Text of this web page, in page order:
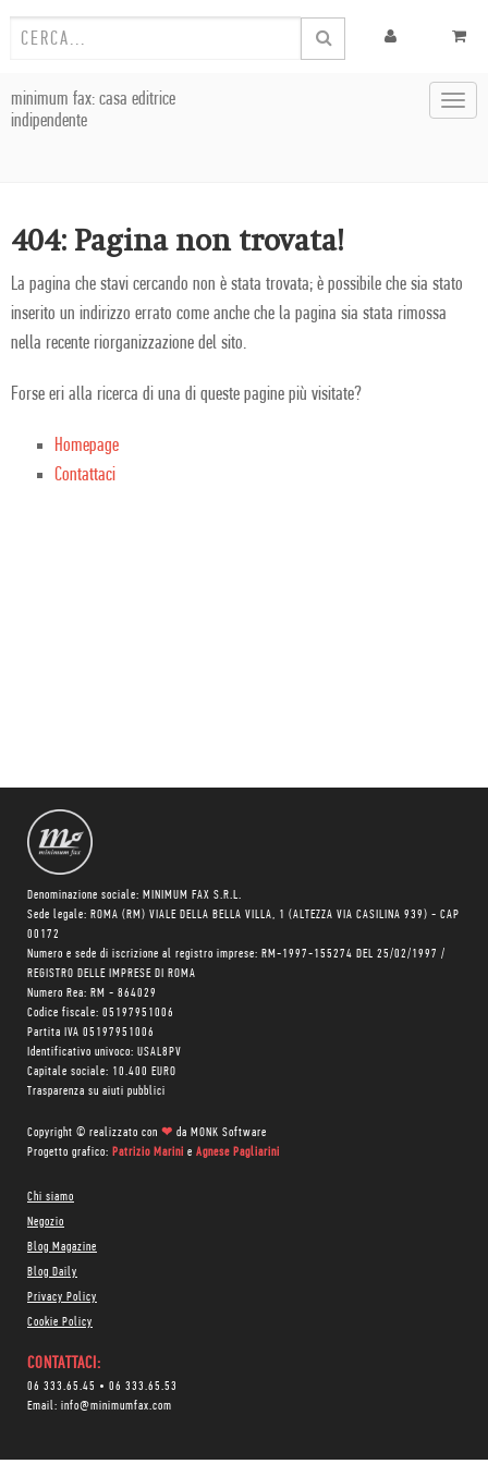
minimum fax: casa editrice
indipendente
404: Pagina non trovata!
La pagina che stavi cercando non è stata trovata; è possibile che sia stato
inserito un indirizzo errato come anche che la pagina sia stata rimossa
nella recente riorganizzazione del sito.
Forse eri alla ricerca di una di queste pagine più visitate?
Homepage
Contattaci
Denominazione sociale: MINIMUM FAX S.R.L.
Sede legale: ROMA (RM) VIALE DELLA BELLA VILLA, 1 (ALTEZZA VIA CASILINA 939) - CAP
00172
Numero e sede di iscrizione al registro imprese: RM-1997-155274 DEL 25/02/1997 /
REGISTRO DELLE IMPRESE DI ROMA
Numero Rea: RM - 864029
Codice fiscale: 05197951006
Partita IVA 05197951006
Identificativo univoco: USAL8PV
Capitale sociale: 10.400 EURO
Trasparenza su aiuti pubblici
Copyright © realizzato con ❤ da MONK Software
Progetto grafico: Patrizio Marini e Agnese Pagliarini
Chi siamo
Negozio
Blog Magazine
Blog Daily
Privacy Policy
Cookie Policy
CONTATTACI:
06 333.65.45 • 06 333.65.53
Email: info@minimumfax.com